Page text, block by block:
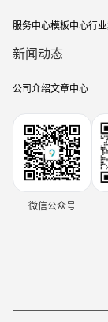
服务中心模板中心行
新闻动态
公司介绍文章中心
微信公众号